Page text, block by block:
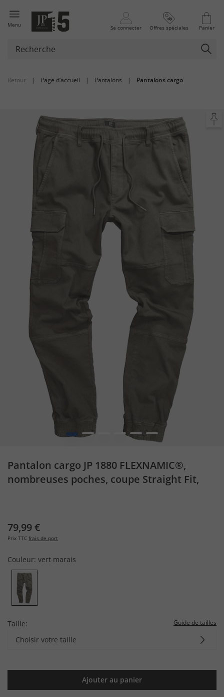
Menu Se connecter Offres spéciales Panier
Retour | Page d’accueil | Pantalons | Pantalons cargo
1 2 5 6
Pantalon cargo JP 1880 FLEXNAMIC®,
nombreuses poches, coupe Straight Fit,
79,99 €
Prix TTC frais de port
Couleur: vert marais
Taille: Guide de tailles
Choisir votre taille
Ajouter au panier